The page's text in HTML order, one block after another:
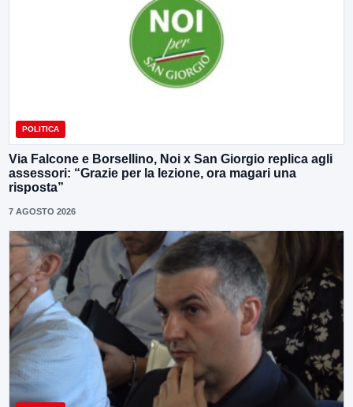
POLITICA
Via Falcone e Borsellino, Noi x San Giorgio replica agli
assessori: “Grazie per la lezione, ora magari una
risposta”
7 AGOSTO 2026